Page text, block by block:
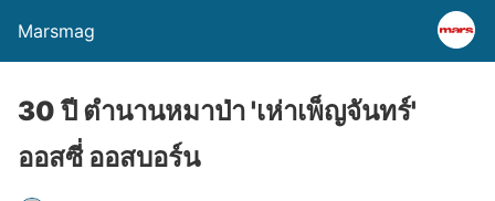
Marsmag
30 ปี ตำนานหมาป่า 'เห่าเพ็ญจันทร์'
ออสซี่ ออสบอร์น